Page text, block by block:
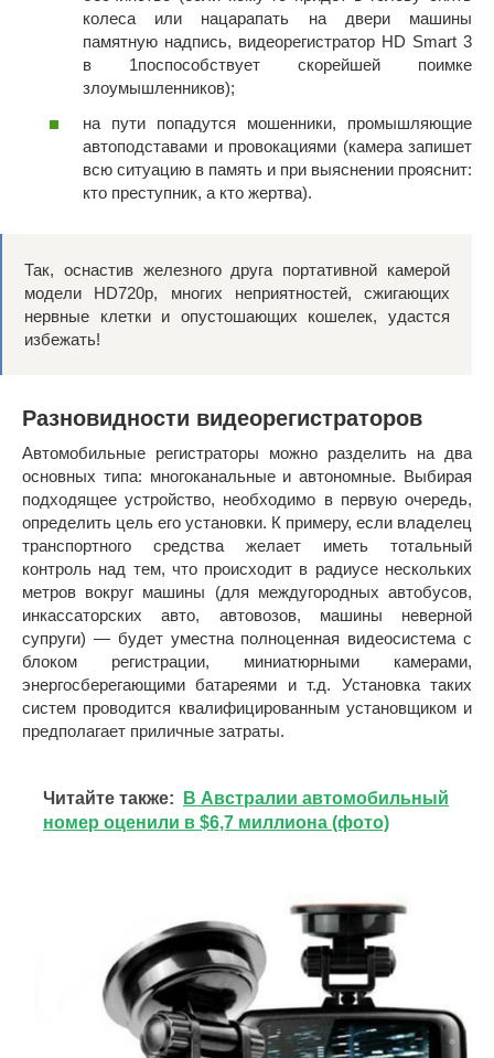
колеса или нацарапать на двери машины
памятную надпись, видеорегистратор HD Smart 3
в 1поспособствует скорейшей поимке
злоумышленников);
на пути попадутся мошенники, промышляющие
автоподставами и провокациями (камера запишет
всю ситуацию в память и при выяснении прояснит:
кто преступник, а кто жертва).
Так, оснастив железного друга портативной камерой
модели HD720p, многих неприятностей, сжигающих
нервные клетки и опустошающих кошелек, удастся
избежать!
Разновидности видеорегистраторов
Автомобильные регистраторы можно разделить на два
основных типа: многоканальные и автономные. Выбирая
подходящее устройство, необходимо в первую очередь,
определить цель его установки. К примеру, если владелец
транспортного средства желает иметь тотальный
контроль над тем, что происходит в радиусе нескольких
метров вокруг машины (для междугородных автобусов,
инкассаторских авто, автовозов, машины неверной
супруги) — будет уместна полноценная видеосистема с
блоком регистрации, миниатюрными камерами,
энергосберегающими батареями и т.д. Установка таких
систем проводится квалифицированным установщиком и
предполагает приличные затраты.
Читайте также:
В Австралии автомобильный
номер оценили в $6,7 миллиона (фото)